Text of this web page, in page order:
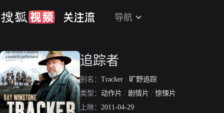
导航
追踪者
别名： Tracker / 旷野追踪
类型： 动作片 / 剧情片 / 惊悚片
上映： 2011-04-29